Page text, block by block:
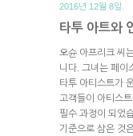
2016년 12월 8일.
타투 아트와
오슌 아프리크 씨
니다. 그녀는 페이
타투 아티스트가
고객들이 아티스
필수 과정이 되었
기준으로 삼은 것